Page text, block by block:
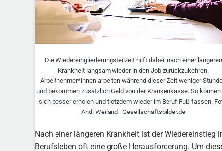
Die Wiedereingliederungsteilzeit hilft dabei, nach einer längeren
Krankheit langsam wieder in den Job zurückzukehren.
Arbeitnehmer*innen arbeiten während dieser Zeit weniger
und bekommen zusätzlich Geld von der Krankenkasse. So können
sich besser erholen und trotzdem wieder im Beruf Fuß fassen.
Andi Weiland | Gesellschaftsbilder.de
Nach einer längeren Krankheit ist der Wiedereinstieg
Berufsleben oft eine große Herausforderung. Um